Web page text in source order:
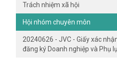
Trách nhiệm xã hội
Hội nhóm chuyên môn
20240626 - JVC - Giấy xác
đăng ký Doanh nghiệp và Phụ